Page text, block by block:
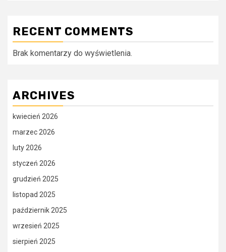
RECENT COMMENTS
Brak komentarzy do wyświetlenia.
ARCHIVES
kwiecień 2026
marzec 2026
luty 2026
styczeń 2026
grudzień 2025
listopad 2025
październik 2025
wrzesień 2025
sierpień 2025